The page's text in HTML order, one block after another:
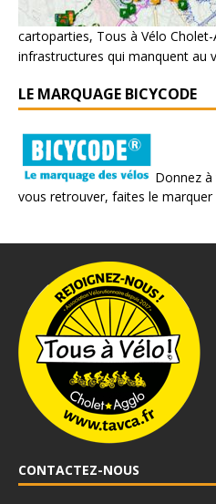
cartoparties, Tous à Vélo
infrastructures qui manquent au
LE MARQUAGE BICYCODE
Donnez
vous retrouver, faites le marquer
CONTACTEZ-NOUS